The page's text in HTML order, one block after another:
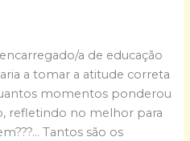
a de educação
a tomar a atitude correta
momentos ponderou
refletindo no melhor para
Tantos são os